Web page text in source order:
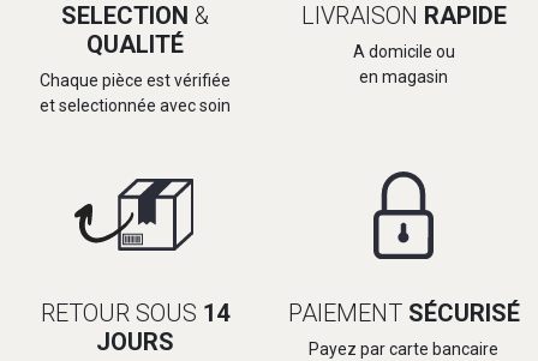
SELECTION &
QUALITÉ
Chaque pièce est vérifiée
et selectionnée avec soin
LIVRAISON RAPIDE
A domicile ou
en magasin
RETOUR SOUS 14
JOURS
PAIEMENT SÉCURISÉ
Payez par carte bancaire